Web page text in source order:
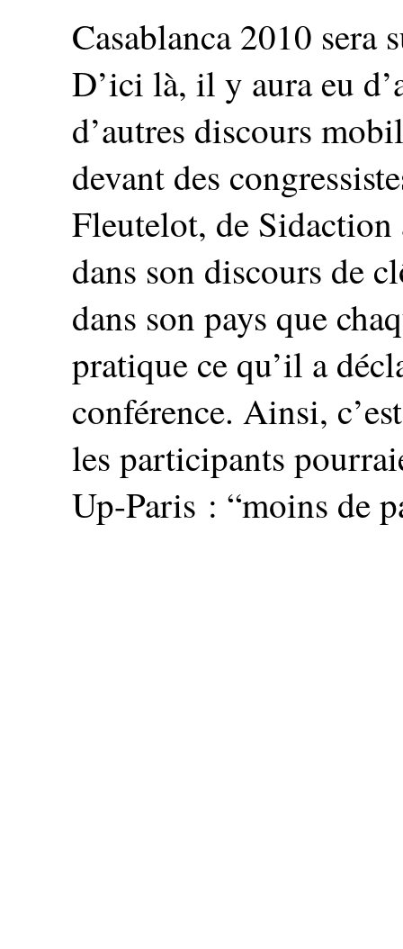
Casablanca 2010 sera
D’ici là, il y aura eu
d’autres discours
devant des
Fleutelot, de
dans son discours de
dans son pays que
pratique ce qu’il a
conférence. Ainsi,
les participants
Up-Paris : “moins de